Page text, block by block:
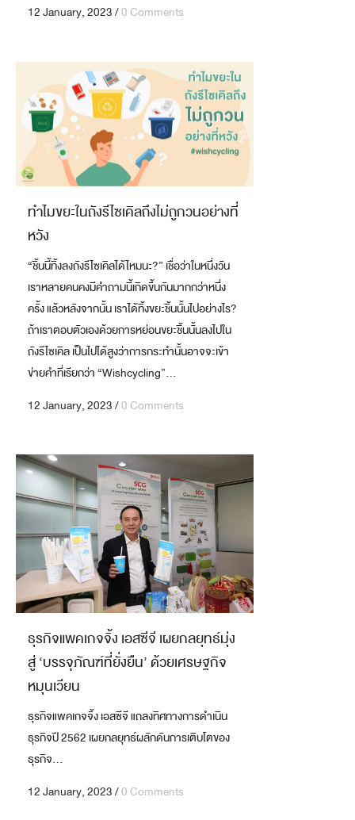
12 January, 2023/0 Comments
ทำไมขยะในถังรีไซเคิลถึงไม่ถูกวนอย่างที่
หวัง
“ชิ้นนี้ทิ้งลงถังรีไซเคิลได้ไหมนะ?” เชื่อว่าในหนึ่งวัน
เราหลายคนคงมีคำถามนี้เกิดขึ้นกันมากกว่าหนึ่ง
ครั้ง แล้วหลังจากนั้น เราได้ทิ้งขยะชิ้นนั้นไปอย่างไร?
ถ้าเราตอบตัวเองด้วยการหย่อนขยะชิ้นนั้นลงไปใน
ถังรีไซเคิล เป็นไปได้สูงว่าการกระทำนั้นอาจจะเข้า
ข่ายคำที่เรียกว่า “Wishcycling”...
12 January, 2023/0 Comments
ธุรกิจแพคเกจจิ้ง เอสซีจี เผยกลยุทธ์มุ่ง
สู่ ‘บรรจุภัณฑ์ที่ยั่งยืน’ ด้วยเศรษฐกิจ
หมุนเวียน
ธุรกิจแพคเกจจิ้ง เอสซีจี แถลงทิศทางการดำเนิน
ธุรกิจปี 2562 เผยกลยุทธ์ผลักดันการเติบโตของ
ธุรกิจ...
12 January, 2023/0 Comments